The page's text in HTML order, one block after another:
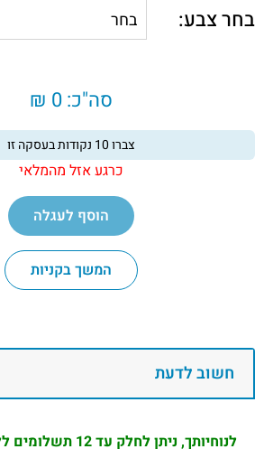
בחר צבע:
סה"כ:0 ₪
צברו10 נקודות בעסקה זו
כרגע אזל מהמלאי
הוסף לעגלה
המשך בקניות
חשוב לדעת
לנוחיותך, ניתן לחלק עד